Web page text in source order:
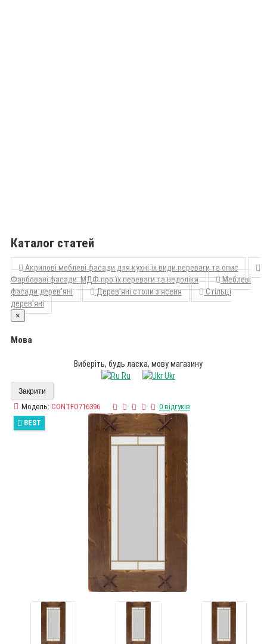
Каталог статей
Акрилові меблеві фасади для кухні їх види переваги та опис
Фарбовані фасади МДФ про їх переваги та недоліки
Меблеві
фасади дерев'яні
Дерев'яні столи з ясеня
Стільці
дерев'яні
×
Мова
Виберіть, будь ласка, мову магазину
Ru
Ukr
Закрити
Модель: CONTFO716396 0 відгуків
BEST